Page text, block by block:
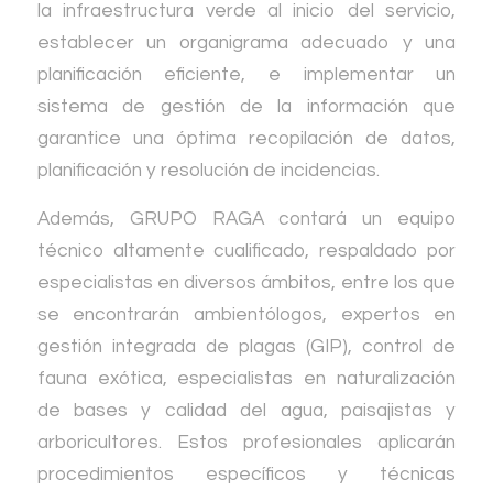
la infraestructura verde al inicio del servicio,
establecer un organigrama adecuado y una
planificación eficiente, e implementar un
sistema de gestión de la información que
garantice una óptima recopilación de datos,
planificación y resolución de incidencias.
Además, GRUPO RAGA contará un equipo
técnico altamente cualificado, respaldado por
especialistas en diversos ámbitos, entre los que
se encontrarán ambientólogos, expertos en
gestión integrada de plagas (GIP), control de
fauna exótica, especialistas en naturalización
de bases y calidad del agua, paisajistas y
arboricultores. Estos profesionales aplicarán
procedimientos específicos y técnicas